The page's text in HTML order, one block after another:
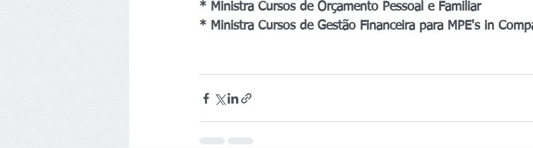
* Ministra Cursos de Orçamento Pessoal e Familiar
* Ministra Cursos de Gestão Financeira para MPE's in